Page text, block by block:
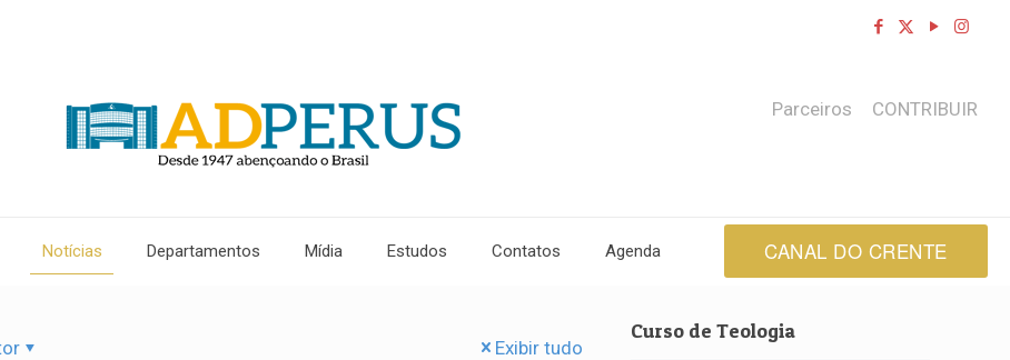
Notícias Departamentos Mídia Estudos Contatos Agenda
Parceiros CONTRIBUIR
CANAL DO CRENTE
Exibir tudo
Curso de Teologia